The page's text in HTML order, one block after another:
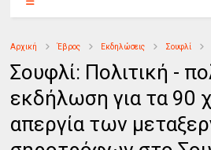
Αρχική Έβρος Εκδηλώσεις Σουφλί
Σουφλί: Πολιτική -
εκδήλωση για τα 90
απεργία των